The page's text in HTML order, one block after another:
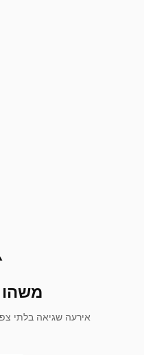
אירעה שגיאה בלתי